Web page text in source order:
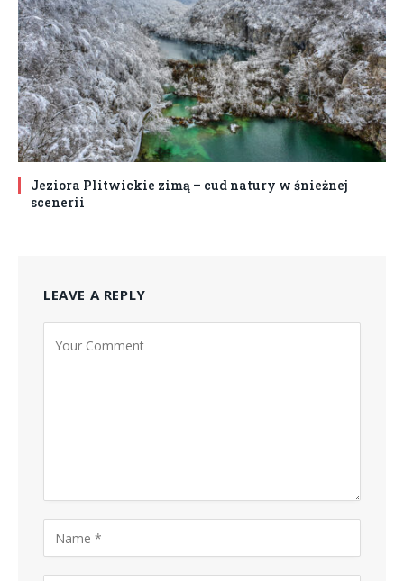
Jeziora Plitwickie zimą – cud natury w śnieżnej
scenerii
LEAVE A REPLY